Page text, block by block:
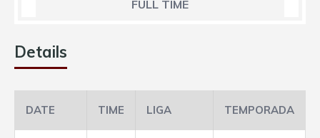
FULL TIME
Details
DATE TIME LIGA TEMPORADA